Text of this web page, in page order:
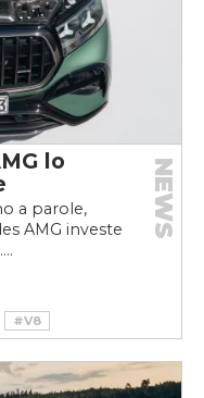
lo
a parole,
AMG investe
NEWS
#V8